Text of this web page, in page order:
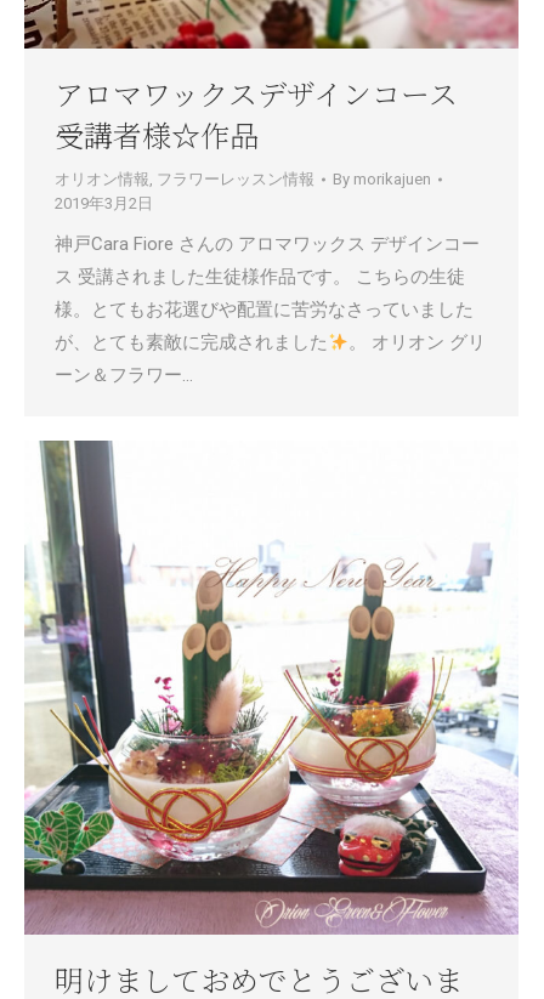
アロマワックスデザインコース
受講者様☆作品
オリオン情報, フラワーレッスン情報 By morikajuen
2019年3月2日
神戸Cara Fiore さんの アロマワックス デザインコー
ス 受講されました生徒様作品です。 こちらの生徒
様。とてもお花選びや配置に苦労なさっていました
が、とても素敵に完成されました
。 オリオン グリ
ーン＆フラワー…
明けましておめでとうございま